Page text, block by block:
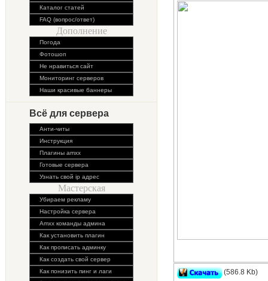
Каталог статей
FAQ (вопрос/ответ)
Дополнение
Погода
Фотошоп
Не нравиться сайт
Мониторинг серверов
Наши красивые баннеры
Всё для сервера
Анти-читы
Инструкция
Плагины amxx
Готовые сервера
Узнать свой ip адрес
Мастерская
Убираем рекламу
Настройка сервера
Amxx команды админа
Как установить плагин
Как прописать админку
Как создать свой сервер
Как понизить пинг и лаги
(586.8 Kb)